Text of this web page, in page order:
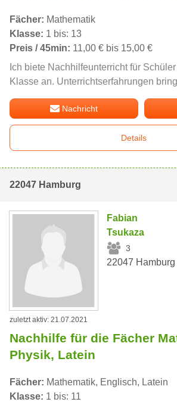
Fächer: Mathematik
Klasse: 1 bis: 13
Preis / 45min: 11,00 € bis 15,00 €
Ich biete Nachhilfeunterricht für
Klasse an. Unterrichtserfahrungen
Nachricht
Details
22047 Hamburg
Fabian
Tsukaza
3
22047 Hamburg
zuletzt aktiv: 21.07.2021
Nachhilfe für die Fächer
Physik, Latein
Fächer: Mathematik, Englisch, Latein
Klasse: 1 bis: 11